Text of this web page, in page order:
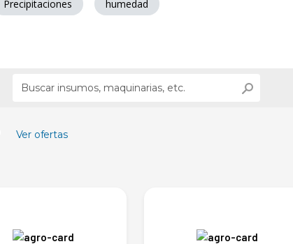
Precipitaciones humedad
Ver ofertas